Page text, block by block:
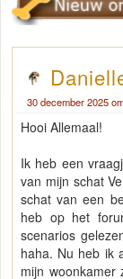
30 december 2025
Hooi Allemaal!
Ik heb een
van mijn schat
schat van een
heb op het
scenarios
haha. Nu heb ik
mijn